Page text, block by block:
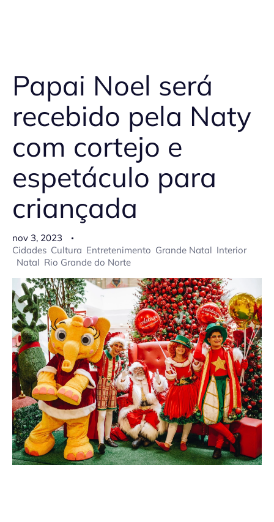
Papai Noel será
recebido pela Naty
com cortejo e
espetáculo para
criançada
nov 3, 2023
Cidades Cultura Entretenimento Grande Natal Interior
Natal Rio Grande do Norte